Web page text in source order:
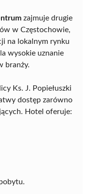
zajmuje drugie
w Częstochowie,
na lokalnym rynku
wysokie uznanie
branży.
Ks. J. Popiełuszki
dostęp zarówno
Hotel oferuje: